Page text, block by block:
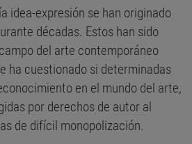
idea-expresión se han originado
décadas. Estos han sido
del arte contemporáneo
ha cuestionado si determinadas
en el mundo del arte,
por derechos de autor al
de difícil monopolización.